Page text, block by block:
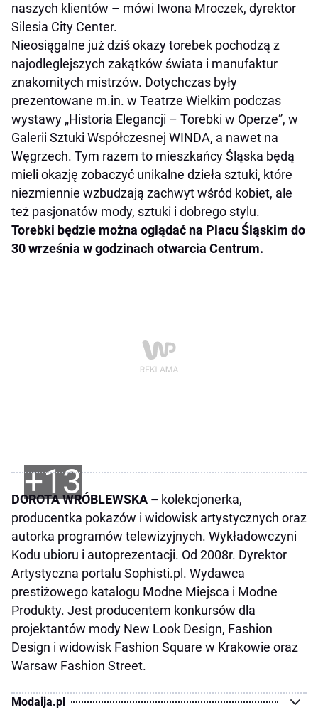
naszych klientów – mówi Iwona Mroczek, dyrektor
Silesia City Center.
Nieosiągalne już dziś okazy torebek pochodzą z
najodleglejszych zakątków świata i manufaktur
znakomitych mistrzów. Dotychczas były
prezentowane m.in. w Teatrze Wielkim podczas
wystawy „Historia Elegancji – Torebki w Operze”, w
Galerii Sztuki Współczesnej WINDA, a nawet na
Węgrzech. Tym razem to mieszkańcy Śląska będą
mieli okazję zobaczyć unikalne dzieła sztuki, które
niezmiennie wzbudzają zachwyt wśród kobiet, ale
też pasjonatów mody, sztuki i dobrego stylu.
Torebki będzie można oglądać na Placu Śląskim do
30 września w godzinach otwarcia Centrum.
+13
DOROTA WRÓBLEWSKA – kolekcjonerka,
producentka pokazów i widowisk artystycznych oraz
autorka programów telewizyjnych. Wykładowczyni
Kodu ubioru i autoprezentacji. Od 2008r. Dyrektor
Artystyczna portalu Sophisti.pl. Wydawca
prestiżowego katalogu Modne Miejsca i Modne
Produkty. Jest producentem konkursów dla
projektantów mody New Look Design, Fashion
Design i widowisk Fashion Square w Krakowie oraz
Warsaw Fashion Street.
Modaija.pl